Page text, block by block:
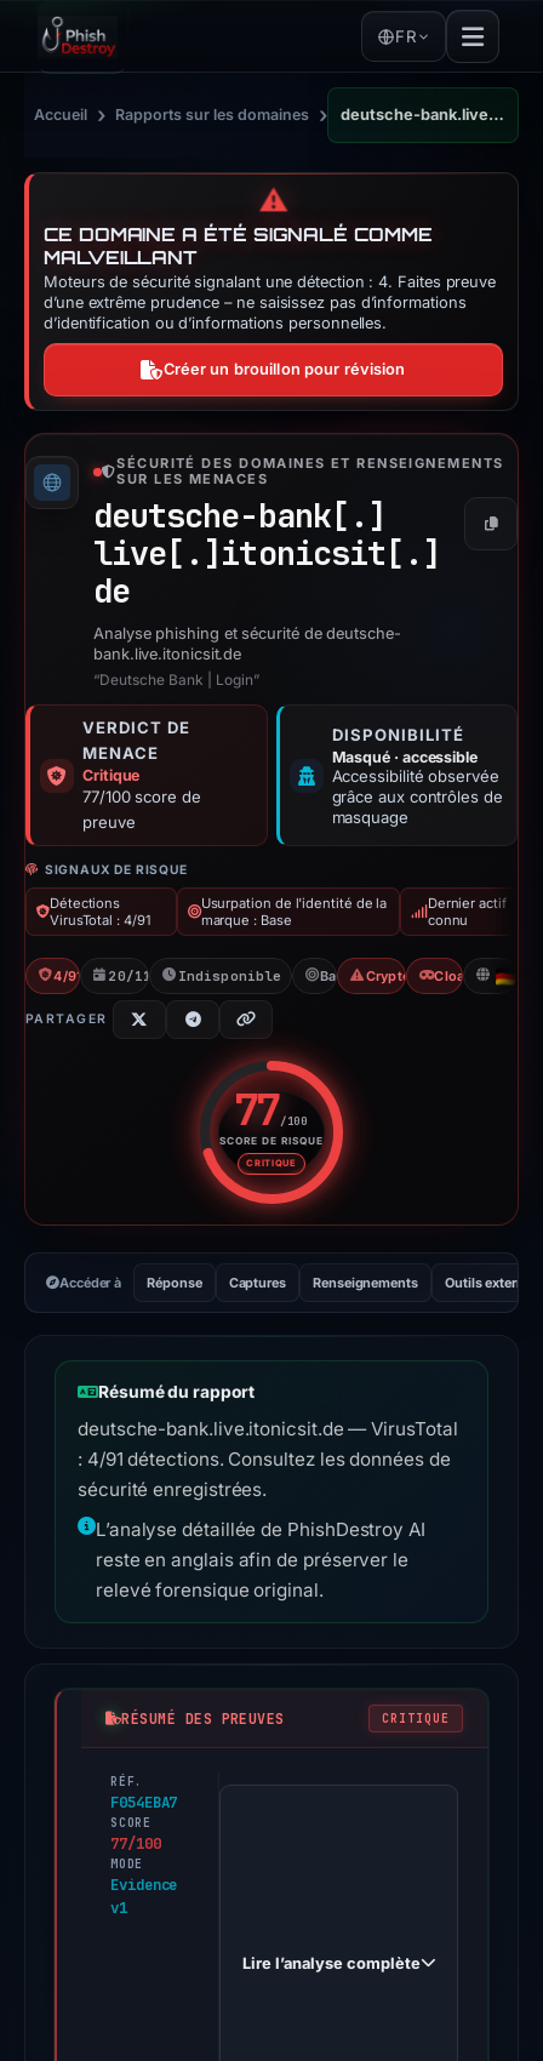
FR
Accueil › Rapports sur les domaines › deutsche-bank.live.itonicsit.de
⚠️
CE DOMAINE A ÉTÉ SIGNALÉ COMME
MALVEILLANT
Moteurs de sécurité signalant une détection : 4. Faites preuve
d’une extrême prudence – ne saisissez pas d’informations
d’identification ou d’informations personnelles.
Créer un brouillon pour révision
SÉCURITÉ DES DOMAINES ET RENSEIGNEMENTS
SUR LES MENACES
deutsche-bank[.]
live[.] itonicsit[.]
de
Copier
Analyse phishing et sécurité de deutsche-
bank.live.itonicsit.de
“Deutsche Bank | Login”
VERDICT DE
MENACE
Critique
77/100 score de
preuve
DISPONIBILITÉ
Masqué · accessible
Accessibilité observée
grâce aux contrôles de
masquage
SIGNAUX DE RISQUE
Détections
VirusTotal : 4/91
Usurpation de l'identité de la
marque : Base
Dernier actif
connu
4/91 VT 20/11/2025Indisponible depuis 06/06/2026
Base Crypto ScamCloaking
PARTAGER
77/100
SCORE DE RISQUE
CRITIQUE
Score de risque : 77 sur 100.
Accéder à Réponse Captures Renseignements Outils externes
Résumé du rapport
deutsche-bank.live.itonicsit.de — VirusTotal
: 4/91 détections. Consultez les données de
sécurité enregistrées.
L’analyse détaillée de PhishDestroy AI
reste en anglais afin de préserver le
relevé forensique original.
RÉSUMÉ DES PREUVES CRITIQUE
RÉF.
F054EBA7
SCORE
77/100
MODE
Evidence
v1
PhishDestroy
NovLire l’analyse complète